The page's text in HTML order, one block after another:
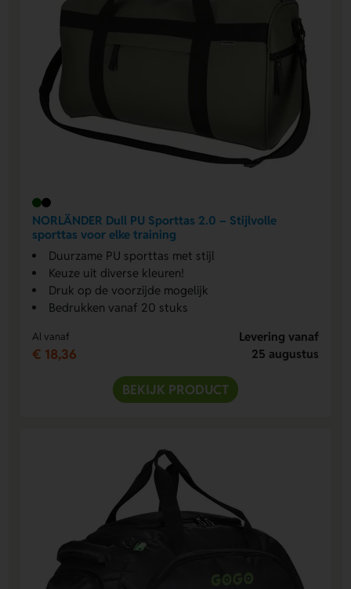
NORLÄNDER Dull PU Sporttas 2.0 – Stijlvolle
sporttas voor elke training
Duurzame PU sporttas met stijl
Keuze uit diverse kleuren!
Druk op de voorzijde mogelijk
Bedrukken vanaf 20 stuks
Al vanaf
€ 18,36
Levering vanaf
25 augustus
BEKIJK PRODUCT